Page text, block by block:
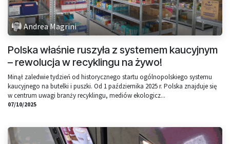
Andrea Magrini
Polska właśnie ruszyła z systemem kaucyjnym
– rewolucja w recyklingu na żywo!
Minął zaledwie tydzień od historycznego startu ogólnopolskiego systemu
kaucyjnego na butelki i puszki. Od 1 października 2025 r. Polska znajduje się
w centrum uwagi branży recyklingu, mediów ekologicz...
07/10/2025